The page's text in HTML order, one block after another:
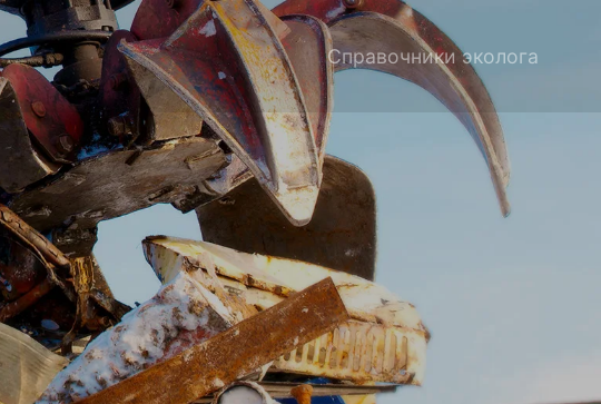
Справочники эколога